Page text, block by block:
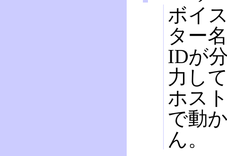
ボイ
ター
IDが
力し
ホス
で動
ん。